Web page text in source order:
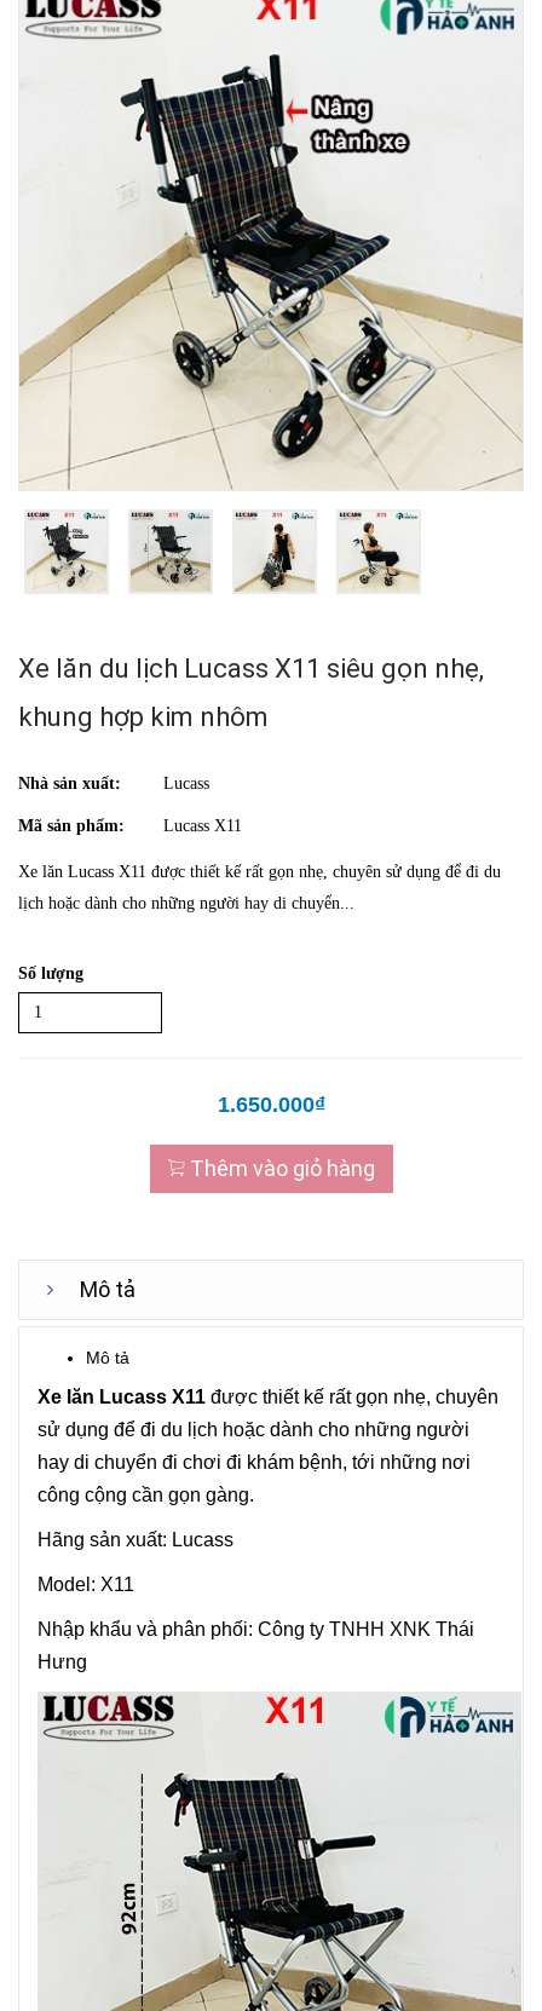
Xe lăn du lịch Lucass X11 siêu gọn nhẹ,
khung hợp kim nhôm
Nhà sản xuất: Lucass
Mã sản phẩm: Lucass X11
Xe lăn Lucass X11 được thiết kế rất gọn nhẹ, chuyên sử dụng để đi du
lịch hoặc dành cho những người hay di chuyển...
Số lượng
1.650.000₫
Thêm vào giỏ hàng
Mô tả
Mô tả
Xe lăn Lucass X11 được thiết kế rất gọn nhẹ, chuyên
sử dụng để đi du lịch hoặc dành cho những người
hay di chuyển đi chơi đi khám bệnh, tới những nơi
công cộng cần gọn gàng.
Hãng sản xuất: Lucass
Model: X11
Nhập khẩu và phân phối: Công ty TNHH XNK Thái
Hưng